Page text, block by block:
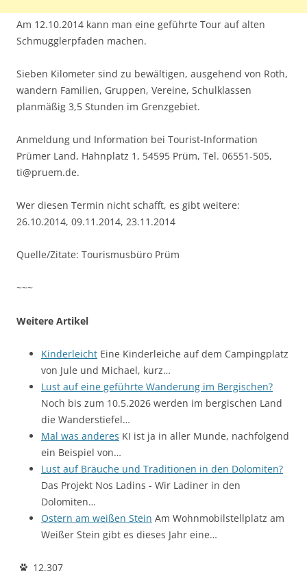
Am 12.10.2014 kann man eine geführte Tour auf alten
Schmugglerpfaden machen.
Sieben Kilometer sind zu bewältigen, ausgehend von Roth,
wandern Familien, Gruppen, Vereine, Schulklassen
planmäßig 3,5 Stunden im Grenzgebiet.
Anmeldung und Information bei Tourist-Information
Prümer Land, Hahnplatz 1, 54595 Prüm, Tel. 06551-505,
ti@pruem.de.
Wer diesen Termin nicht schafft, es gibt weitere:
26.10.2014, 09.11.2014, 23.11.2014
Quelle/Zitate: Tourismusbüro Prüm
~~~
Weitere Artikel
Kinderleicht Eine Kinderleiche auf dem Campingplatz
von Jule und Michael, kurz…
Lust auf eine geführte Wanderung im Bergischen?
Noch bis zum 10.5.2026 werden im bergischen Land
die Wanderstiefel…
Mal was anderes KI ist ja in aller Munde, nachfolgend
ein Beispiel von…
Lust auf Bräuche und Traditionen in den Dolomiten?
Das Projekt Nos Ladins - Wir Ladiner in den
Dolomiten…
Ostern am weißen Stein Am Wohnmobilstellplatz am
Weißer Stein gibt es dieses Jahr eine…
12.307